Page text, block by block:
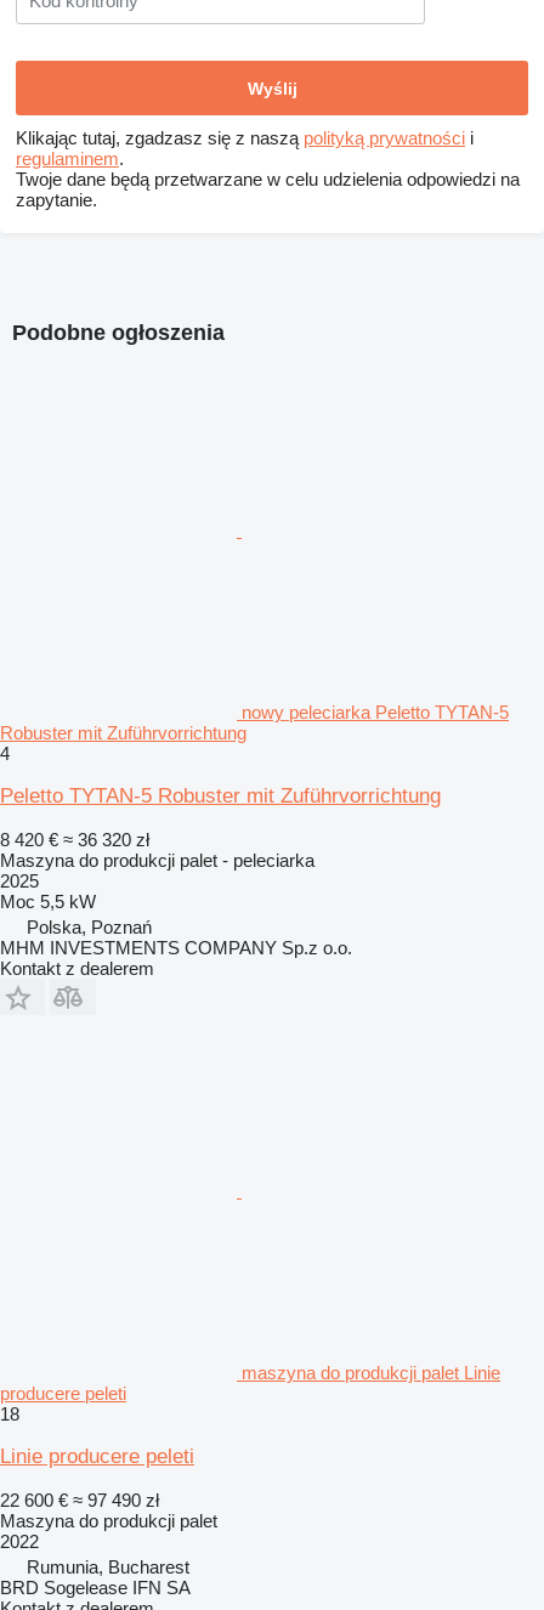
Klikając tutaj, zgadzasz się z naszą polityką prywatności i
regulaminem.
Twoje dane będą przetwarzane w celu udzielenia odpowiedzi na
zapytanie.
Podobne ogłoszenia
nowy peleciarka Peletto TYTAN-5
Robuster mit Zuführvorrichtung
4
Peletto TYTAN-5 Robuster mit Zuführvorrichtung
8 420 € ≈ 36 320 zł
Maszyna do produkcji palet - peleciarka
2025
Moc 5,5 kW
Polska, Poznań
MHM INVESTMENTS COMPANY Sp.z o.o.
Kontakt z dealerem
maszyna do produkcji palet Linie
producere peleti
18
Linie producere peleti
22 600 € ≈ 97 490 zł
Maszyna do produkcji palet
2022
Rumunia, Bucharest
BRD Sogelease IFN SA